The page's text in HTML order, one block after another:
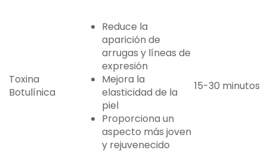
Toxina
Botulínica
Reduce la
aparición de
arrugas y líneas de
expresión
Mejora la
elasticidad de la
piel
Proporciona un
aspecto más joven
y rejuvenecido
15-30 minutos